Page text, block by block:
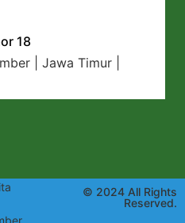
18
| Jawa Timur |
© 2024 All Rights
Reserved.